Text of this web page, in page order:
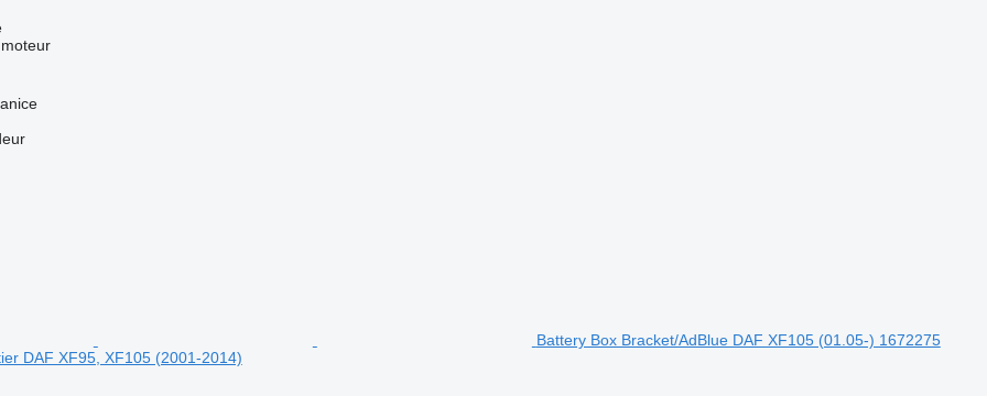
Battery Box Bracket/AdBlue DAF XF105 (01.05-) 1672275
DAF XF95, XF105 (2001-2014)